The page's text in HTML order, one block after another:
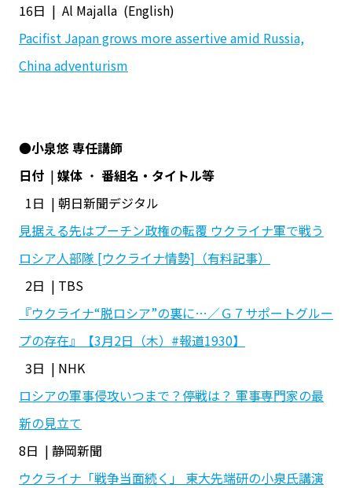
16日 | Al Majalla (English)
Pacifist Japan grows more assertive amid Russia,
China adventurism
●小泉悠 専任講師
日付 | 媒体 ・ 番組名・タイトル等
1日 | 朝日新聞デジタル
見据える先はプーチン政権の転覆 ウクライナ軍で戦う
ロシア人部隊 [ウクライナ情勢]（有料記事）
2日 | TBS
『ウクライナ“脱ロシア”の裏に…／Ｇ７サポートグルー
プの存在』【3月2日（木）#報道1930】
3日 | NHK
ロシアの軍事侵攻いつまで？停戦は？ 軍事専門家の最
新の見立て
8日 | 静岡新聞
ウクライナ「戦争当面続く」 東大先端研の小泉氏講演